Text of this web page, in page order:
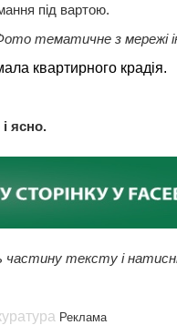
під вартою.
тематичне з мережі
квартирного крадія.
ясно.
частину тексту і
Реклама